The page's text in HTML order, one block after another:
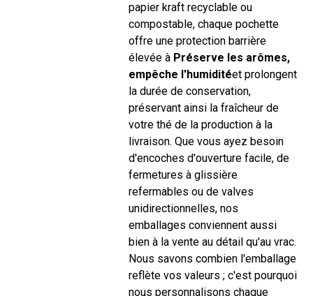
papier kraft recyclable ou
compostable, chaque pochette
offre une protection barrière
élevée à Préserve les arômes,
empêche l'humiditéet prolongent
la durée de conservation,
préservant ainsi la fraîcheur de
votre thé de la production à la
livraison. Que vous ayez besoin
d'encoches d'ouverture facile, de
fermetures à glissière
refermables ou de valves
unidirectionnelles, nos
emballages conviennent aussi
bien à la vente au détail qu'au vrac.
Nous savons combien l'emballage
reflète vos valeurs ; c'est pourquoi
nous personnalisons chaque